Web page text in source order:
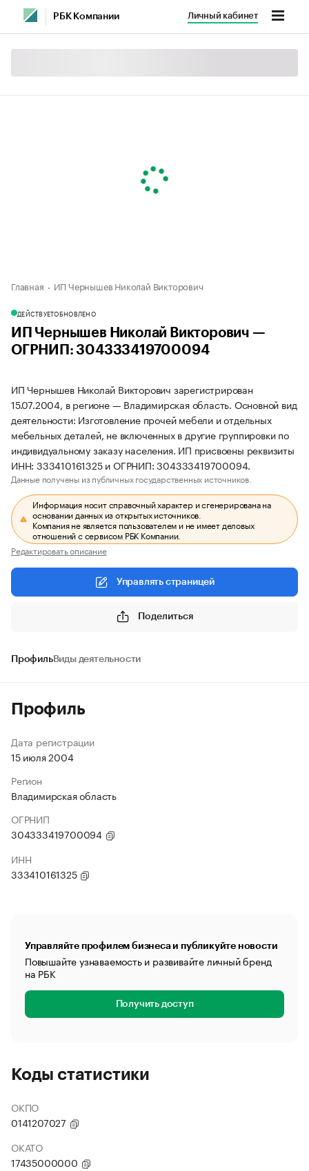
РБК Компании Личный кабинет
Главная ИП Чернышев Николай Викторович
ДЕЙСТВУЕТОБНОВЛЕНО
ИП Чернышев Николай Викторович —
ОГРНИП: 304333419700094
ИП Чернышев Николай Викторович зарегистрирован
15.07.2004, в регионе — Владимирская область. Основной вид
деятельности: Изготовление прочей мебели и отдельных
мебельных деталей, не включенных в другие группировки по
индивидуальному заказу населения. ИП присвоены реквизиты
ИНН: 333410161325 и ОГРНИП: 304333419700094.
Данные получены из публичных государственных источников.
Информация носит справочный характер и сгенерирована на
основании данных из открытых источников.
Компания не является пользователем и не имеет деловых
отношений с сервисом РБК Компании.
Редактировать описание
Управлять страницей
Поделиться
ПрофильВиды деятельности
Профиль
Дата регистрации
15 июля 2004
Регион
Владимирская область
ОГРНИП
304333419700094
ИНН
333410161325
Управляйте профилем бизнеса и публикуйте новости
Повышайте узнаваемость и развивайте личный бренд
на РБК
Получить доступ
Коды статистики
ОКПО
0141207027
ОКАТО
17435000000